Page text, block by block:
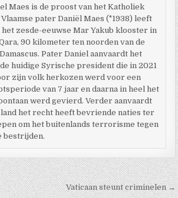
Maes is de proost van het Katholiek
pater Daniël Maes (°1938) leeft
zesde-eeuwse Mar Yakub klooster in
90 kilometer ten noorden van de
Pater Daniel aanvaardt het
huidige Syrische president die in 2021
zijn volk herkozen werd voor een
van 7 jaar en daarna in heel het
werd gevierd. Verder aanvaardt
het recht heeft bevriende naties ter
om het buitenlands terrorisme tegen
bestrijden.
Vaticaan steunt criminelen →